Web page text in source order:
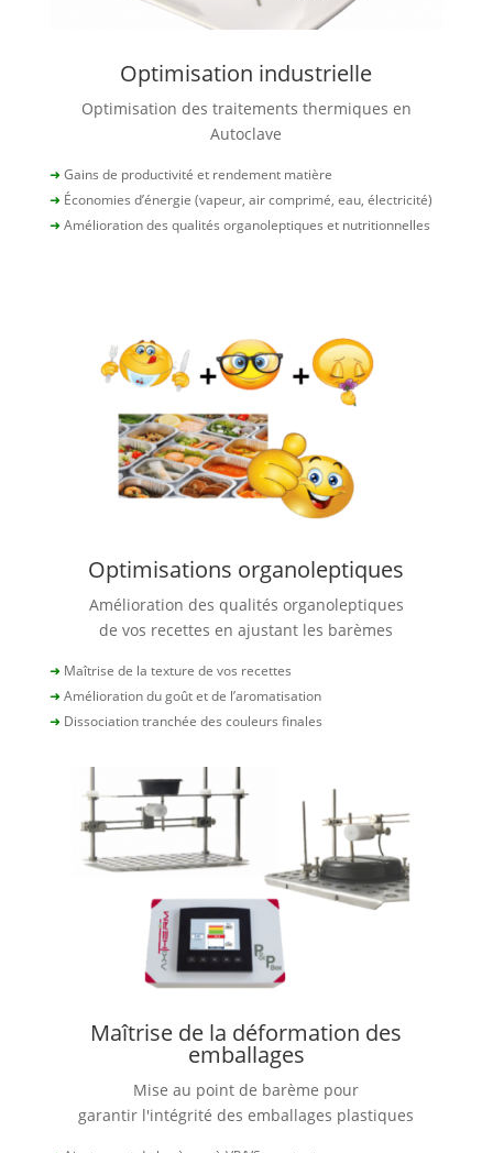
Optimisation industrielle
Optimisation des traitements thermiques en
Autoclave
➜ Gains de productivité et rendement matière
➜ Économies d’énergie (vapeur, air comprimé, eau, électricité)
➜ Amélioration des qualités organoleptiques et nutritionnelles
Optimisations organoleptiques
Amélioration des qualités organoleptiques
de vos recettes en ajustant les barèmes
➜ Maîtrise de la texture de vos recettes
➜ Amélioration du goût et de l’aromatisation
➜ Dissociation tranchée des couleurs finales
Maîtrise de la déformation des
emballages
Mise au point de barème pour
garantir l'intégrité des emballages plastiques